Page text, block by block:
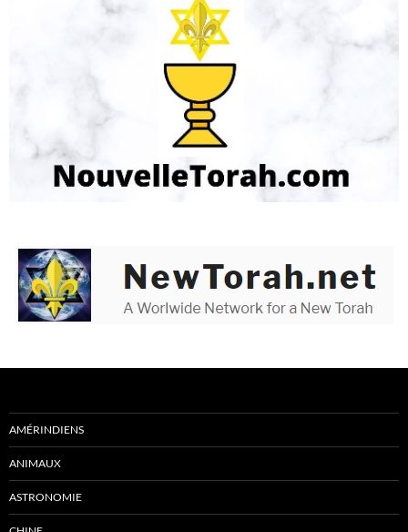
AMÉRINDIENS
ANIMAUX
ASTRONOMIE